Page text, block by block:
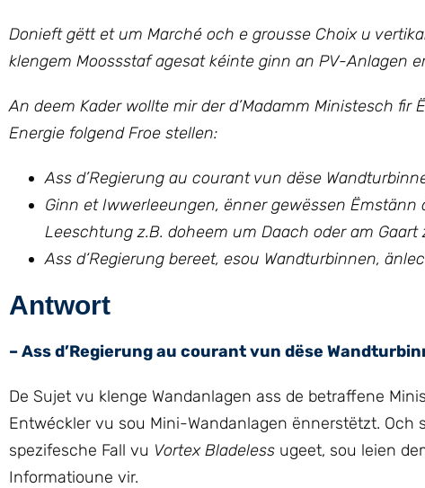
Donieft gëtt et um Marché och e grousse Choix u
klengem Moossstaf agesat kéinte ginn an PV-Anlagen
An deem Kader wollte mir der d’Madamm Ministesch
Energie folgend Froe stellen:
Ass d’Regierung au courant vun dëse
Ginn et Iwwerleeungen, ënner gewëssen
Leeschtung z.B. doheem um Daach oder am Gaart
Ass d‘Regierung bereet, esou Wandturbinnen,
Antwort
– Ass d’Regierung au courant vun dëse
De Sujet vu klenge Wandanlagen ass de betraffene
Entwéckler vu sou Mini-Wandanlagen ënnerstëtzt.
spezifesche Fall vu Vortex Bladeless ugeet, sou leien
Informatioune vir.